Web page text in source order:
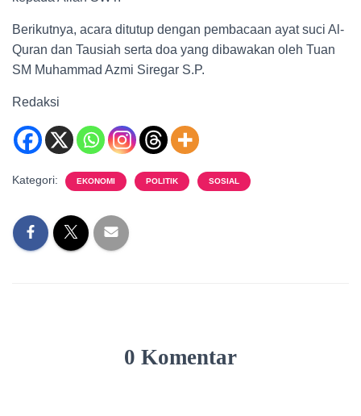
Berikutnya, acara ditutup dengan pembacaan ayat suci Al-
Quran dan Tausiah serta doa yang dibawakan oleh Tuan
SM Muhammad Azmi Siregar S.P.
Redaksi
Kategori: EKONOMI POLITIK SOSIAL
0 Komentar